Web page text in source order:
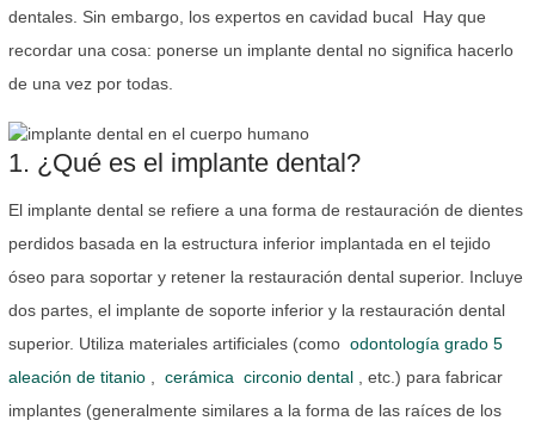
dentales. Sin embargo, los expertos en cavidad bucal Hay que
recordar una cosa: ponerse un implante dental no significa hacerlo
de una vez por todas.
1. ¿Qué es el implante dental?
El implante dental se refiere a una forma de restauración de dientes
perdidos basada en la estructura inferior implantada en el tejido
óseo para soportar y retener la restauración dental superior. Incluye
dos partes, el implante de soporte inferior y la restauración dental
superior. Utiliza materiales artificiales (como odontología grado 5
aleación de titanio , cerámica circonio dental , etc.) para fabricar
implantes (generalmente similares a la forma de las raíces de los